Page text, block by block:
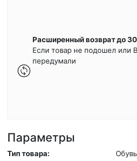
Расширенный возврат до
Если товар не подошел или
передумали
Параметры
Тип товара:
Обувь